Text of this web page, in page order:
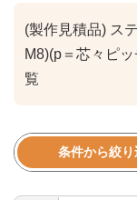
(製作見積品) ス
M8)(p＝芯々ピ
覧
条件から絞り